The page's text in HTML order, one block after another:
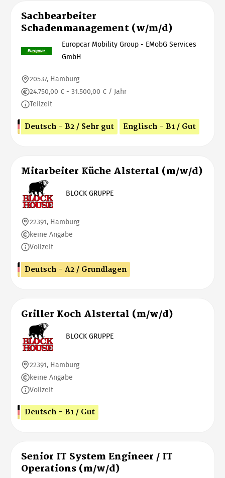
Sachbearbeiter
Schadenmanagement (w/m/d)
Europcar Mobility Group - EMobG Services
GmbH
20537, Hamburg
24.750,00 € - 31.500,00 € / Jahr
Teilzeit
Deutsch - B2 / Sehr gut Englisch - B1 / Gut
Mitarbeiter Küche Alstertal (m/w/d)
BLOCK GRUPPE
22391, Hamburg
keine Angabe
Vollzeit
Deutsch - A2 / Grundlagen
Griller Koch Alstertal (m/w/d)
BLOCK GRUPPE
22391, Hamburg
keine Angabe
Vollzeit
Deutsch - B1 / Gut
Senior IT System Engineer / IT
Operations (m/w/d)